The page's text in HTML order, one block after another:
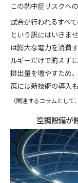
この熱中症リスクへ
試合が行われるすべ
という訳にはいきま
は膨大な電力を消費
ルギーだけで賄えず
排出量を増やすため
策には新技術の導入も
（関連するコラムとして、
空調設備が